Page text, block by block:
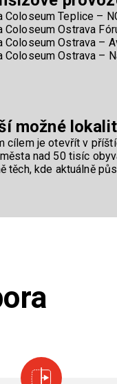
Coloseum Teplice –
Coloseum Ostrava
Coloseum Ostrava –
Coloseum Ostrava –
možné
cílem je otevřít v
nad 50 tisíc
těch, kde aktuálně